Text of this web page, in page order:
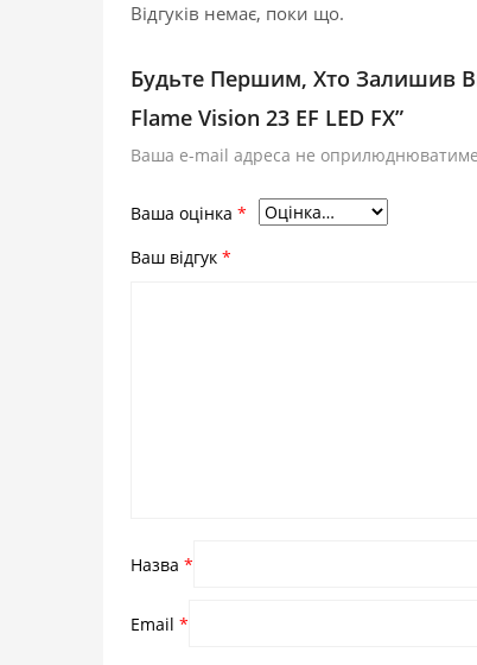
Відгуків немає, поки що.
Будьте Першим, Хто Залишив
Flame Vision 23 EF LED FX”
Ваша e-mail адреса не
Ваша оцінка *
Ваш відгук *
Назва *
Email *